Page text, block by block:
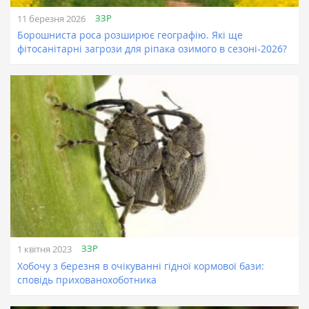
11 березня 2026 ЗЗР
Борошниста роса розширює географію. Які ще
фітосанітарні загрози для ріпака озимого в сезоні-2026?
1 квітня 2023 ЗЗР
Хобочу з березня в очікуванні гідної кормової бази:
сповідь прихованохоботника